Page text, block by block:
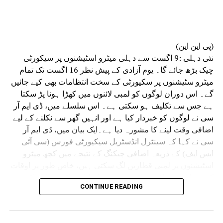
انہوں نے کہا کہ سائنسی تحقیقات موثر فوجداری
نظامِ انصاف کی ریڑھ کی ہڈی ہے۔ وقت پر کی جانے
والی فارنسک تحقیقات سے مقدمات میں ہونے والی
تاخیر کو کم کرنے کے ساتھ ساتھ شہریوں کو جلد
انصاف دلانے میں بھی مدد ملتی ہے۔
(پی این این)
نئی دہلی :9 اگست سے دہلی میٹرو اسٹیشنوں پر سیکورٹی
چیک بڑھ جائے گا۔ یوم آزادی کے پیش نظر 16 اگست تک تمام
میٹرو سٹیشنوں پر سکیورٹی کے سخت انتظامات بھی کیے جائیں
گے۔ اس دوران لوگوں کو لمبی لائنوں میں کھڑا ہونا پڑ سکتا
ہے جس سے تکلیف ہو سکتی ہے۔ اس سلسلے میں، ڈی ایم آر
سی نے لوگوں کو خبردار کیا ہے اور انہیں گھر سے نکلنے کے لیے
اضافی وقت لینے کا مشورہ دیا ہے۔ایک بیان میں، ڈی ایم آر
سی نے کہا کہ سینٹرل انڈسٹریل سیکیورٹی فورس (سی آئی
ایس ایف) کے ذریعہ اضافی چیکنگ کے نتیجے میں کچھ میٹرو
کے دوران۔ مسافروں کو مشورہ دیا جاتا ہے کہ وہ اس کے
مطابق اپنے سفر کی منصوبہ بندی کریں اور اس مدت کے دوران
سوشل میڈیا پلیٹ فارم X پر اس معلومات کا اشتراک
CONTINUE READING